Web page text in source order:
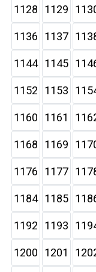
1128 1129
1136 1137
1144 1145
1152 1153
1160 1161
1168 1169
1176 1177
1184 1185
1192 1193
1200 1201